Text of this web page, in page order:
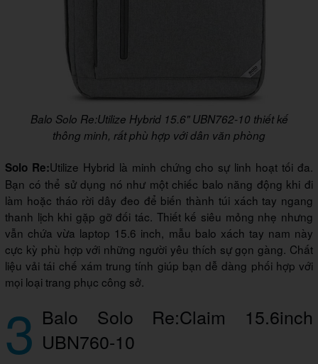
Balo Solo Re:Utilize Hybrid 15.6" UBN762-10 thiết kế
thông minh, rất phù hợp với dân văn phòng
Solo Re:Utilize Hybrid là minh chứng cho sự linh hoạt tối đa.
Bạn có thể sử dụng nó như một chiếc balo năng động khi đi
làm hoặc tháo rời dây đeo để biến thành túi xách tay ngang
thanh lịch khi gặp gỡ đối tác. Thiết kế siêu mỏng nhẹ nhưng
vẫn chứa vừa laptop 15.6 inch, mẫu balo xách tay nam này
cực kỳ phù hợp với những người yêu thích sự gọn gàng. Chất
liệu vải tái chế xám trung tính giúp bạn dễ dàng phối hợp với
mọi loại trang phục công sở.
3 Balo Solo Re:Claim 15.6inch
UBN760-10